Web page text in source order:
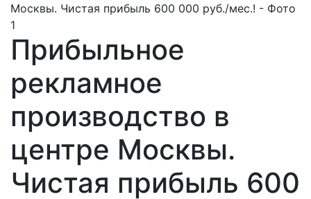
Прибыльное
рекламное
производство в
центре Москвы.
Чистая прибыль 600